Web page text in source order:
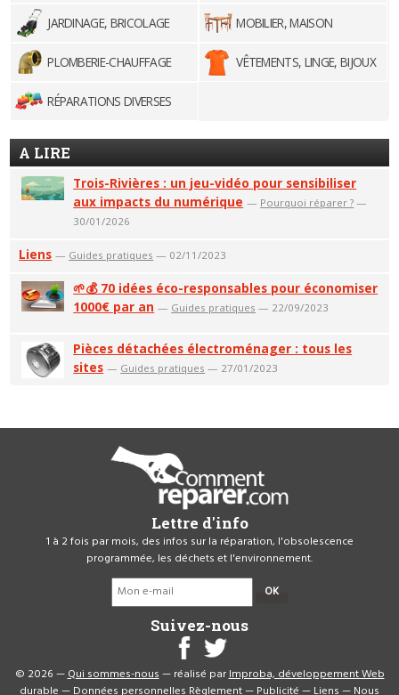
JARDINAGE, BRICOLAGE
MOBILIER, MAISON
PLOMBERIE-CHAUFFAGE VÊTEMENTS, LINGE, BIJOUX
RÉPARATIONS DIVERSES
A LIRE
Trois-Rivières : un jeu-vidéo pour sensibiliser
aux impacts du numérique — Pourquoi réparer ? —
30/01/2026
Liens — Guides pratiques — 02/11/2023
🌱💰 70 idées éco-responsables pour économiser
1000€ par an — Guides pratiques — 22/09/2023
Pièces détachées électroménager : tous les
sites — Guides pratiques — 27/01/2023
Lettre d'info
1 à 2 fois par mois, des infos sur la réparation, l'obsolescence
programmée, les déchets et l'environnement.
OK
Suivez-nous
© 2026 —Qui sommes-nous— réalisé parImproba, développement Web